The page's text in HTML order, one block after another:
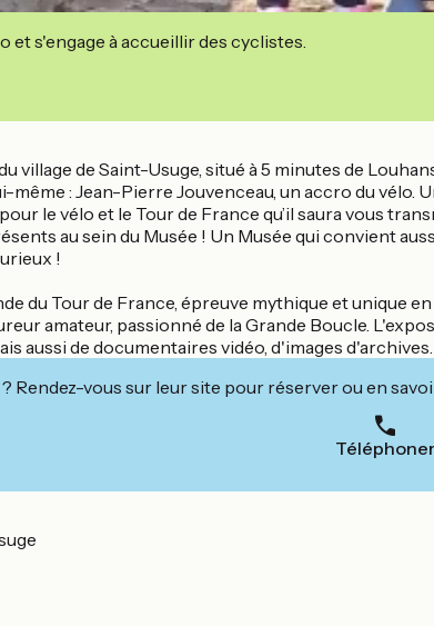
et s'engage à accueillir des cyclistes.
village de Saint-Usuge, situé à 5 minutes de
même : Jean-Pierre Jouvenceau, un accro du
le vélo et le Tour de France qu’il saura vous
au sein du Musée ! Un Musée qui convient
!
du Tour de France, épreuve mythique et
amateur, passionné de la Grande Boucle.
aussi de documentaires vidéo, d'images d'archives.
Rendez-vous sur leur site pour réserver ou en
Téléphoner